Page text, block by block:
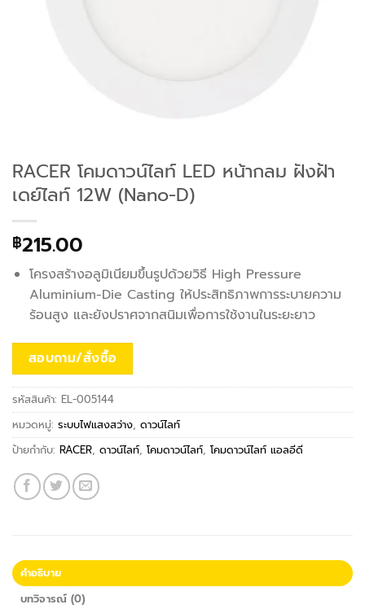
RACER โคมดาวน์ไลท์ LED หน้ากลม ฝังฝ้า
เดย์ไลท์ 12W (Nano-D)
฿215.00
โครงสร้างอลูมิเนียมขึ้นรูปด้วยวิธี High Pressure
Aluminium-Die Casting ให้ประสิทธิภาพการระบายความ
ร้อนสูง และยังปราศจากสนิมเพื่อการใช้งานในระยะยาว
สอบถาม/สั่งซื้อ
รหัสสินค้า: EL-005144
หมวดหมู่: ระบบไฟแสงสว่าง, ดาวน์ไลท์
ป้ายกำกับ: RACER, ดาวน์ไลท์, โคมดาวน์ไลท์, โคมดาวน์ไลท์ แอลอีดี
คำอธิบาย
บทวิจารณ์ (0)